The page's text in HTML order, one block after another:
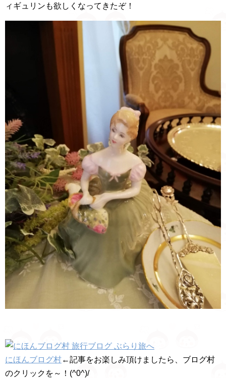
ィギュリンも欲しくなってきたぞ！
にほんブログ村←記事をお楽しみ頂けましたら、ブログ村
のクリックを～！(^0^)/